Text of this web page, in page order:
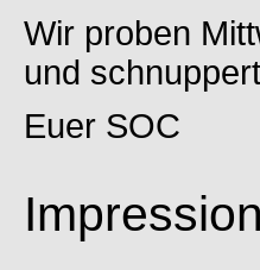
Wir proben
und
Euer SOC